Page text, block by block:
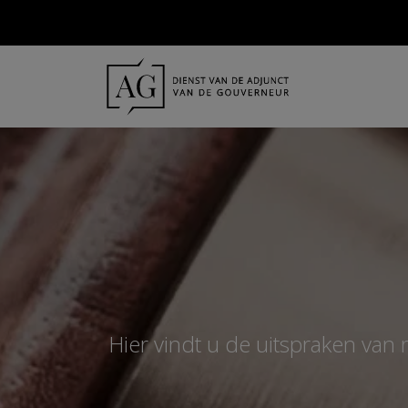
Hier vindt u de uitspraken